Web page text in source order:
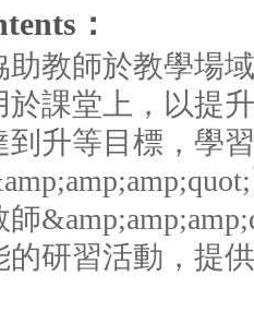
：
助教師於教學場
於課堂上，以提
到升等目標，學
師
的研習活動，提